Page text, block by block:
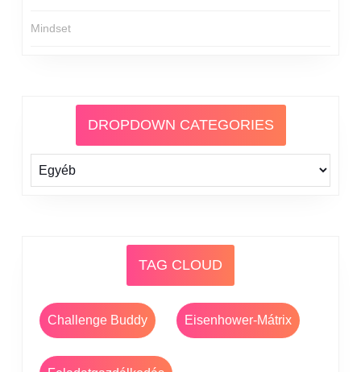
Mindset
DROPDOWN CATEGORIES
TAG CLOUD
Challenge Buddy Eisenhower-Mátrix